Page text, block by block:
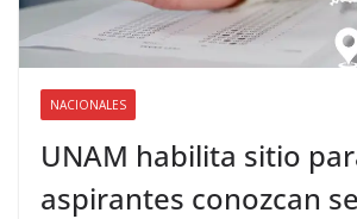
NACIONALES
UNAM habilita sitio
aspirantes conozcan